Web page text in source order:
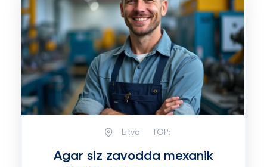
Litva TOP:
Agar siz zavodda mexanik